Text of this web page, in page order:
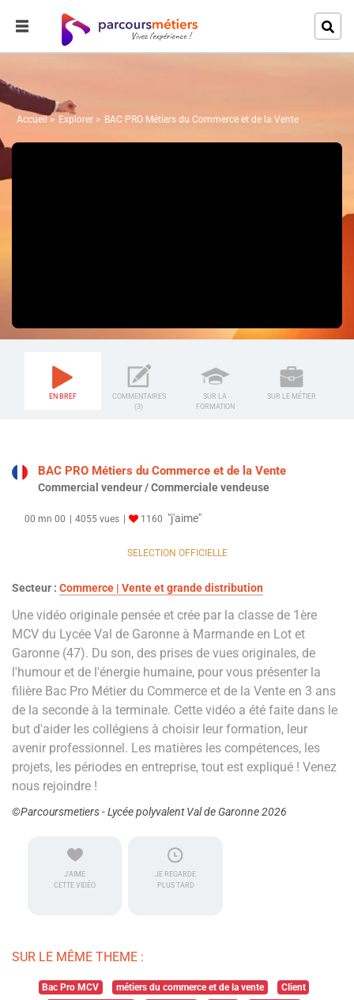
Accueil Explorer BAC PRO Métiers du Commerce et de la Vente
EN BREF
COMMENTAIRES
(3)
SUR LA
FORMATION
SUR LE MÉTIER
BAC PRO Métiers du Commerce et de la Vente
Commercial vendeur / Commerciale vendeuse
00 mn 00 4055 vues 1160 "j'aime"
SELECTION OFFICIELLE
Secteur : Commerce | Vente et grande distribution
Une vidéo originale pensée et crée par la classe de 1ère
MCV du Lycée Val de Garonne à Marmande en Lot et
Garonne (47). Du son, des prises de vues originales, de
l'humour et de l'énergie humaine, pour vous présenter la
filière Bac Pro Métier du Commerce et de la Vente en 3 ans
de la seconde à la terminale. Cette vidéo a été faite dans le
but d'aider les collégiens à choisir leur formation, leur
avenir professionnel. Les matières les compétences, les
projets, les périodes en entreprise, tout est expliqué ! Venez
nous rejoindre !
©Parcoursmetiers - Lycée polyvalent Val de Garonne 2026
J'AIME
CETTE VIDÉO
JE REGARDE
PLUS TARD
SUR LE MÊME THEME :
Bac Pro MCV métiers du commerce et de la vente
Client